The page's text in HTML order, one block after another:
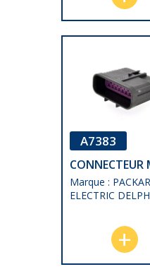
A7383
CONNECTEUR
Marque :
ELECTRIC